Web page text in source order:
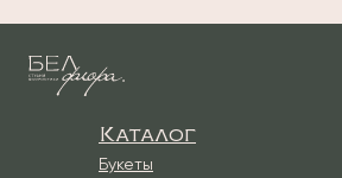
Каталог
Букеты